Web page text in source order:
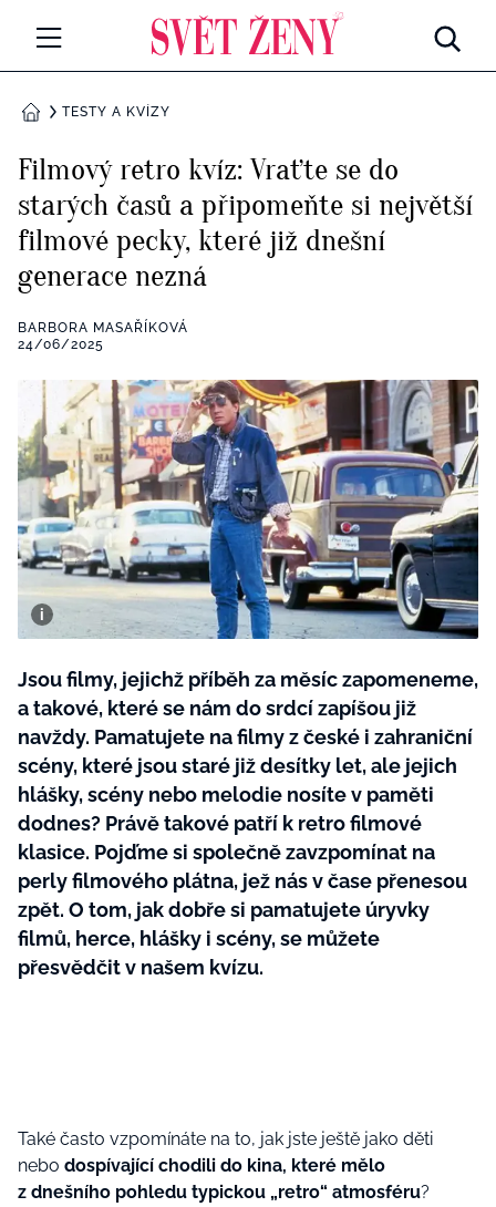
Všechny kategorie
Rozhovory
RETROHUBKY
Seberozvoj
ZDRAVÍ
Životní styl
ZÁBAVA
Všechny kategorie
Testy a kvízy
BYDLENÍ
Všechny kategorie
Tvoření
Rady a tipy
BurdaMedia
Extra
SVĚT ŽENY - 599 KČ
ROČNÍ PŘEDPLATNÉ SVĚT ŽENY +
SADA PRODUKTŮ MANA (10 ks)
DOMŮTESTY A KVÍZY
Filmový retro kvíz: Vraťte se do
starých časů a připomeňte si největší
filmové pecky, které již dnešní
generace nezná
BARBORA MASAŘÍKOVÁ
24/06/2025
Jsou filmy, jejichž příběh za měsíc zapomeneme,
a takové, které se nám do srdcí zapíšou již
navždy. Pamatujete na filmy z české i zahraniční
scény, které jsou staré již desítky let, ale jejich
hlášky, scény nebo melodie nosíte v paměti
dodnes? Právě takové patří k retro filmové
klasice. Pojďme si společně zavzpomínat na
perly filmového plátna, jež nás v čase přenesou
zpět. O tom, jak dobře si pamatujete úryvky
filmů, herce, hlášky i scény, se můžete
přesvědčit v našem kvízu.
Také často vzpomínáte na to, jak jste ještě jako děti
nebo dospívající chodili do kina, které mělo
z dnešního pohledu typickou „retro“ atmosféru?